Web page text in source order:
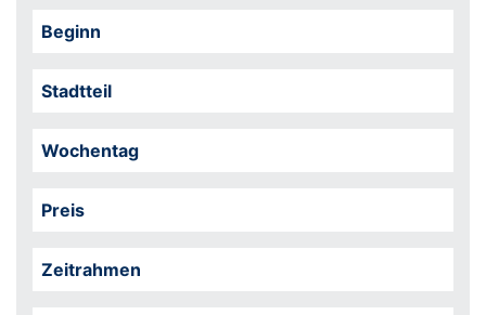
Beginn
Stadtteil
Wochentag
Preis
Zeitrahmen